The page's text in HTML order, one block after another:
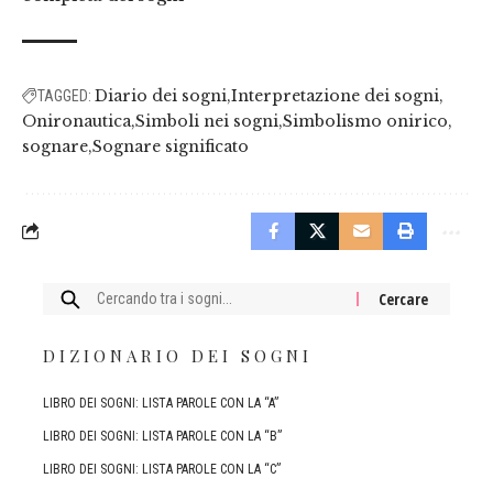
TAGGED: Diario dei sogni Interpretazione dei sogni
Onironautica Simboli nei sogni Simbolismo onirico
sognare Sognare significato
Cercare:
DIZIONARIO DEI SOGNI
LIBRO DEI SOGNI: LISTA PAROLE CON LA “A”
LIBRO DEI SOGNI: LISTA PAROLE CON LA “B”
LIBRO DEI SOGNI: LISTA PAROLE CON LA “C”